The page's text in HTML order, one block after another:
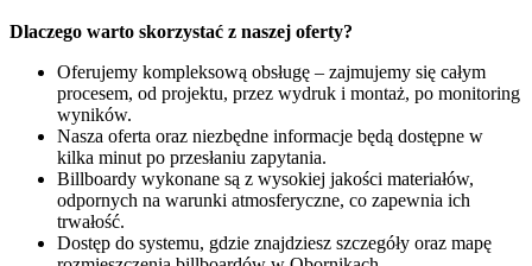
Dlaczego warto skorzystać z naszej oferty?
Oferujemy kompleksową obsługę – zajmujemy się całym
procesem, od projektu, przez wydruk i montaż, po monitoring
wyników.
Nasza oferta oraz niezbędne informacje będą dostępne w
kilka minut po przesłaniu zapytania.
Billboardy wykonane są z wysokiej jakości materiałów,
odpornych na warunki atmosferyczne, co zapewnia ich
trwałość.
Dostęp do systemu, gdzie znajdziesz szczegóły oraz mapę